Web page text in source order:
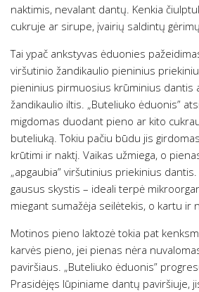
naktimis, nevalant dantų. Kenkia
cukruje ar sirupe, įvairių saldintų
Tai ypač ankstyvas ėduonies
viršutinio žandikaulio pieninius
pieninius pirmuosius krūminius dantis
žandikaulio iltis. „Buteliuko ėduonis”
migdomas duodant pieno ar kito
buteliuką. Tokiu pačiu būdu jis
krūtimi ir naktį. Vaikas užmiega, o
„apgaubia” viršutinius priekinius
gausus skystis – ideali terpė
miegant sumažėja seilėtekis, o kartu ir
Motinos pieno laktozė tokia pat
karvės pieno, jei pienas nėra
paviršiaus. „Buteliuko ėduonis”
Prasidėjęs lūpiniame dantų paviršiuje,